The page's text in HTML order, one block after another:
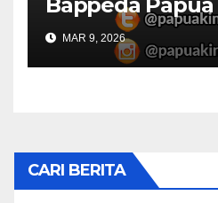
Bappeda
Konsultasi
MAR 9, 2026
CARI BERITA